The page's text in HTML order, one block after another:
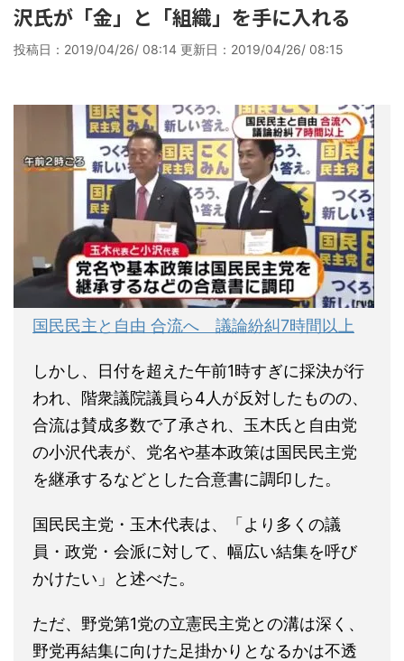
沢氏が「金」と「組織」を手に入れる
投稿日：2019/04/26/ 08:14 更新日： 2019/04/26/ 08:15
国民民主と自由 合流へ 議論紛糾7時間以上
しかし、日付を超えた午前1時すぎに採決が行
われ、階衆議院議員ら4人が反対したものの、
合流は賛成多数で了承され、玉木氏と自由党
の小沢代表が、党名や基本政策は国民民主党
を継承するなどとした合意書に調印した。
国民民主党・玉木代表は、「より多くの議
員・政党・会派に対して、幅広い結集を呼び
かけたい」と述べた。
ただ、野党第1党の立憲民主党との溝は深く、
野党再結集に向けた足掛かりとなるかは不透